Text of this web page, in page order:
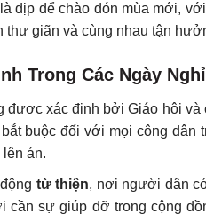
dịp để chào đón mùa mới,
giãn và cùng nhau tận
Trong Các Ngày
xác định bởi Giáo hội và
buộc đối với mọi công dân
án.
từ thiện, nơi người dân
sự giúp đỡ trong cộng